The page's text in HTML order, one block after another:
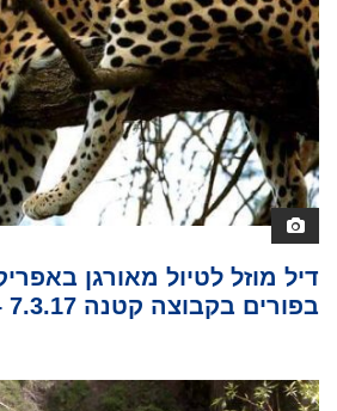
דיל מוזל לטיול מאורגן
בפורים בקבוצה קטנה 7.3.17 – 14.3.17